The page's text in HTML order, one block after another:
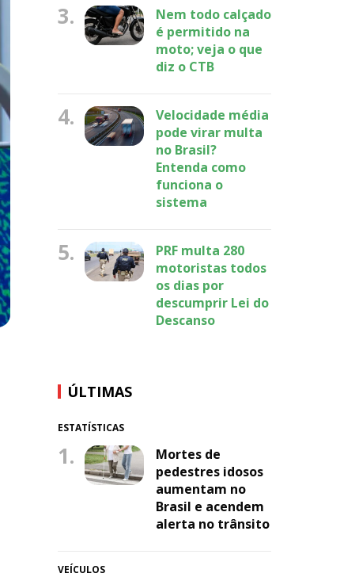
3.
Nem todo calçado
é permitido na
moto; veja o que
diz o CTB
4.
Velocidade média
pode virar multa
no Brasil?
Entenda como
funciona o
sistema
5.
PRF multa 280
motoristas todos
os dias por
descumprir Lei do
Descanso
ÚLTIMAS
ESTATÍSTICAS
1.
Mortes de
pedestres idosos
aumentam no
Brasil e acendem
alerta no trânsito
VEÍCULOS